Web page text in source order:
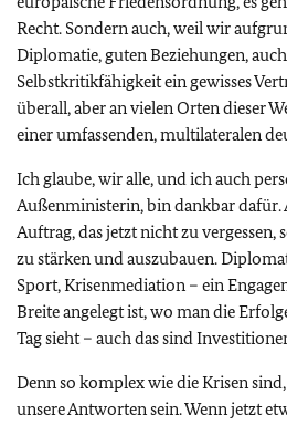
Recht. Sondern auch, weil wir
Diplomatie, guten Beziehungen,
Selbstkritikfähigkeit ein gewisses
überall, aber an vielen Orten dieser
einer umfassenden, multilateralen
Ich glaube, wir alle, und ich auch
Außenministerin, bin dankbar dafür.
Auftrag, das jetzt nicht zu
zu stärken und auszubauen.
Sport, Krisenmediation – ein
Breite angelegt ist, wo man die
Tag sieht – auch das sind
Denn so komplex wie die Krisen
unsere Antworten sein. Wenn jetzt